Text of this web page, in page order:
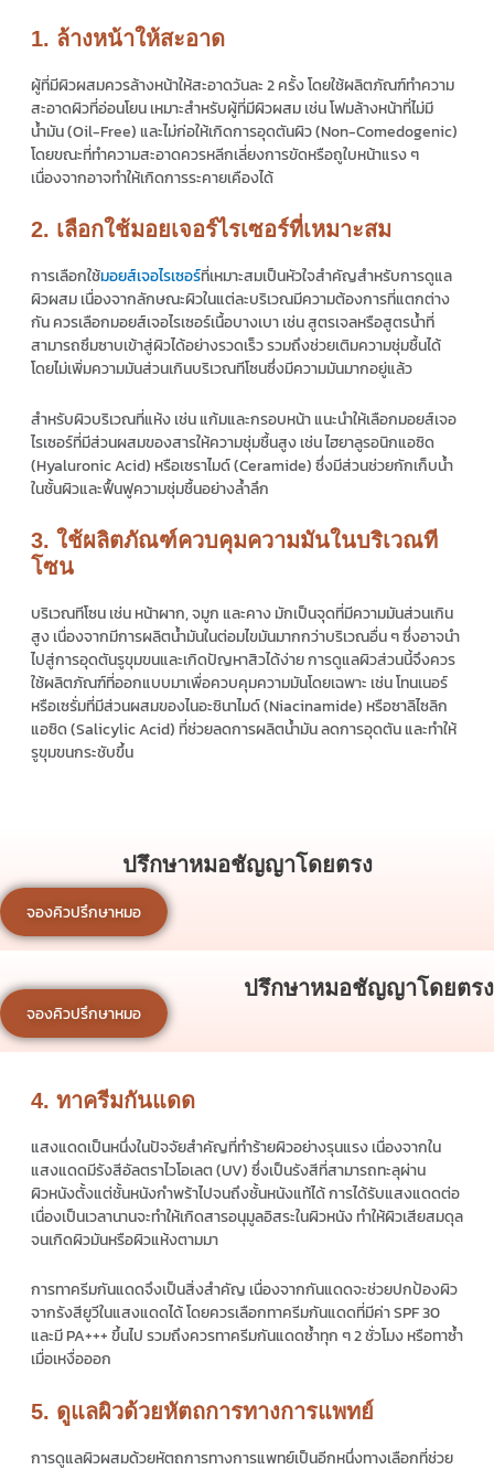
1. ล้างหน้าให้สะอาด
ผู้ที่มีผิวผสมควรล้างหน้าให้สะอาดวันละ 2 ครั้ง โดยใช้ผลิตภัณฑ์ทำความ
สะอาดผิวที่อ่อนโยน เหมาะสำหรับผู้ที่มีผิวผสม เช่น โฟมล้างหน้าที่ไม่มี
น้ำมัน (Oil-Free) และไม่ก่อให้เกิดการอุดตันผิว (Non-Comedogenic)
โดยขณะที่ทำความสะอาดควรหลีกเลี่ยงการขัดหรือถูใบหน้าแรง ๆ
เนื่องจากอาจทำให้เกิดการระคายเคืองได้
2. เลือกใช้มอยเจอร์ไรเซอร์ที่เหมาะสม
การเลือกใช้มอยส์เจอไรเซอร์ที่เหมาะสมเป็นหัวใจสำคัญสำหรับการดูแล
ผิวผสม เนื่องจากลักษณะผิวในแต่ละบริเวณมีความต้องการที่แตกต่าง
กัน ควรเลือกมอยส์เจอไรเซอร์เนื้อบางเบา เช่น สูตรเจลหรือสูตรน้ำที่
สามารถซึมซาบเข้าสู่ผิวได้อย่างรวดเร็ว รวมถึงช่วยเติมความชุ่มชื้นได้
โดยไม่เพิ่มความมันส่วนเกินบริเวณทีโซนซึ่งมีความมันมากอยู่แล้ว
สำหรับผิวบริเวณที่แห้ง เช่น แก้มและกรอบหน้า แนะนำให้เลือกมอยส์เจอ
ไรเซอร์ที่มีส่วนผสมของสารให้ความชุ่มชื้นสูง เช่น ไฮยาลูรอนิกแอซิด
(Hyaluronic Acid) หรือเซราไมด์ (Ceramide) ซึ่งมีส่วนช่วยกักเก็บน้ำ
ในชั้นผิวและฟื้นฟูความชุ่มชื้นอย่างล้ำลึก
3. ใช้ผลิตภัณฑ์ควบคุมความมันในบริเวณที
โซน
บริเวณทีโซน เช่น หน้าผาก, จมูก และคาง มักเป็นจุดที่มีความมันส่วนเกิน
สูง เนื่องจากมีการผลิตน้ำมันในต่อมไขมันมากกว่าบริเวณอื่น ๆ ซึ่งอาจนำ
ไปสู่การอุดตันรูขุมขนและเกิดปัญหาสิวได้ง่าย การดูแลผิวส่วนนี้จึงควร
ใช้ผลิตภัณฑ์ที่ออกแบบมาเพื่อควบคุมความมันโดยเฉพาะ เช่น โทนเนอร์
หรือเซรั่มที่มีส่วนผสมของไนอะซินาไมด์ (Niacinamide) หรือซาลิไซลิก
แอซิด (Salicylic Acid) ที่ช่วยลดการผลิตน้ำมัน ลดการอุดตัน และทำให้
รูขุมขนกระชับขึ้น
ปรึกษาหมอชัญญาโดยตรง
จองคิวปรึกษาหมอ
ปรึกษาหมอชัญญาโดยตรง
จองคิวปรึกษาหมอ
4. ทาครีมกันแดด
แสงแดดเป็นหนึ่งในปัจจัยสำคัญที่ทำร้ายผิวอย่างรุนแรง เนื่องจากใน
แสงแดดมีรังสีอัลตราไวโอเลต (UV) ซึ่งเป็นรังสีที่สามารถทะลุผ่าน
ผิวหนังตั้งแต่ชั้นหนังกำพร้าไปจนถึงชั้นหนังแท้ได้ การได้รับแสงแดดต่อ
เนื่องเป็นเวลานานจะทำให้เกิดสารอนุมูลอิสระในผิวหนัง ทำให้ผิวเสียสมดุล
จนเกิดผิวมันหรือผิวแห้งตามมา
การทาครีมกันแดดจึงเป็นสิ่งสำคัญ เนื่องจากกันแดดจะช่วยปกป้องผิว
จากรังสียูวีในแสงแดดได้ โดยควรเลือกทาครีมกันแดดที่มีค่า SPF 30
และมี PA+++ ขึ้นไป รวมถึงควรทาครีมกันแดดซ้ำทุก ๆ 2 ชั่วโมง หรือทาซ้ำ
เมื่อเหงื่อออก
5. ดูแลผิวด้วยหัตถการทางการแพทย์
การดูแลผิวผสมด้วยหัตถการทางการแพทย์เป็นอีกหนึ่งทางเลือกที่ช่วย